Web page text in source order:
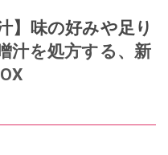
】味の好みや足り
汁を処方する、新